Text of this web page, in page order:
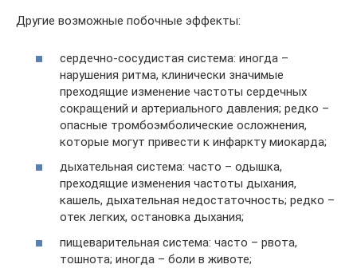
Другие возможные побочные эффекты:
сердечно-сосудистая система: иногда –
нарушения ритма, клинически значимые
преходящие изменение частоты сердечных
сокращений и артериального давления; редко –
опасные тромбоэмболические осложнения,
которые могут привести к инфаркту миокарда;
дыхательная система: часто – одышка,
преходящие изменения частоты дыхания,
кашель, дыхательная недостаточность; редко –
отек легких, остановка дыхания;
пищеварительная система: часто – рвота,
тошнота; иногда – боли в животе;